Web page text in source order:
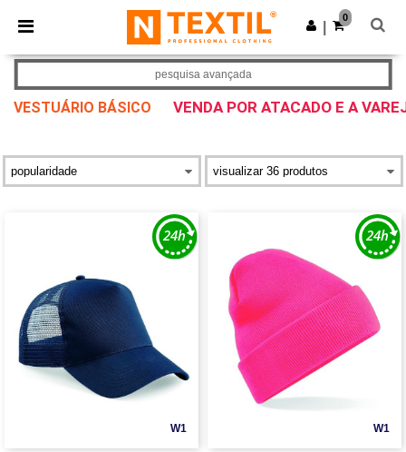
× App Ntextil
Melhores preços na app!
Obter app
0
VESTUÁRIO BÁSICO VENDA POR ATACADO E A
pesquisa avançada
W1 W1